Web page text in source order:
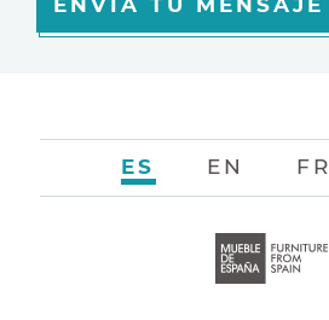
ENVÍA TU MENSAJE
ES EN FR